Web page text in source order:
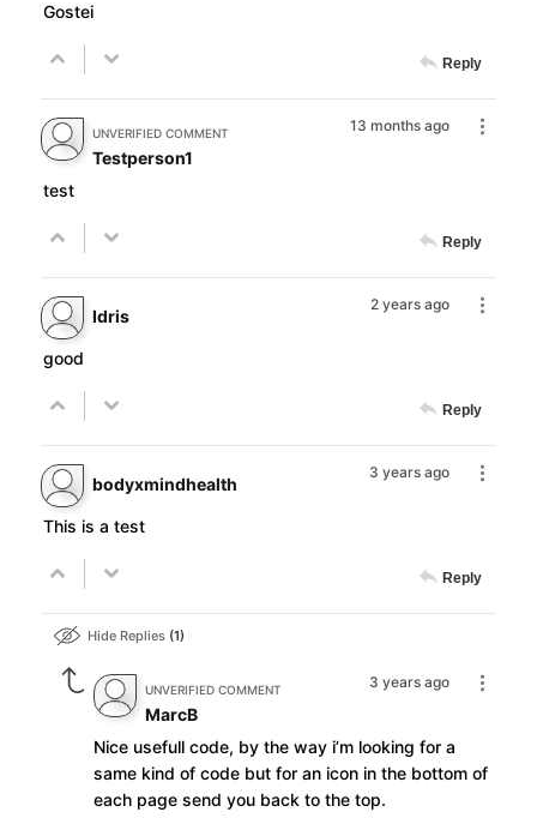
Gostei
Reply
13 months ago
UNVERIFIED COMMENT
Testperson1
test
Reply
2 years ago
Idris
good
Reply
3 years ago
bodyxmindhealth
This is a test
Reply
Hide Replies 1
3 years ago
UNVERIFIED COMMENT
MarcB
Nice usefull code, by the way i’m looking for a
same kind of code but for an icon in the bottom of
each page send you back to the top.